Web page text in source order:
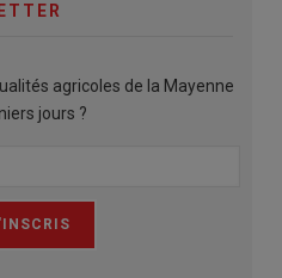
agricoles de la Mayenne
jours ?